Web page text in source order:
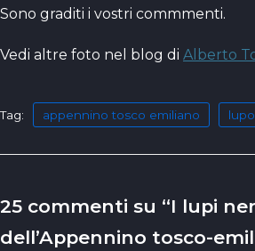
Sono graditi i vostri commmenti.
Vedi altre foto nel blog di Alberto
Tag: appennino tosco emiliano
25 commenti su “I lupi
dell’Appennino tosco-